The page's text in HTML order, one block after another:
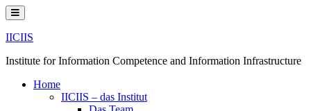
Skip
to
content
IICIIS
Institute for Information Competence and Information Infrastructure
Home
IICIIS – das Institut